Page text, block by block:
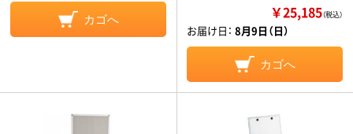
カゴへ ￥25,185（税込）
お届け日： 8月9日（日）
カゴへ